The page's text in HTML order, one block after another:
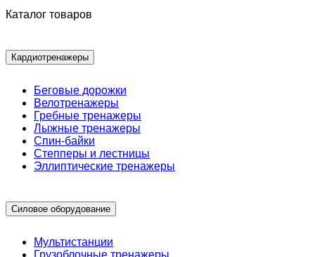
Каталог товаров
Кардиотренажеры
Беговые дорожки
Велотренажеры
Гребные тренажеры
Лыжные тренажеры
Спин-байки
Степперы и лестницы
Эллиптические тренажеры
Силовое оборудование
Мультистанции